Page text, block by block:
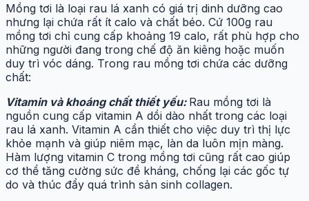
Mồng tơi là loại rau lá xanh có giá trị dinh dưỡng cao
nhưng lại chứa rất ít calo và chất béo. Cứ 100g rau
mồng tơi chỉ cung cấp khoảng 19 calo, rất phù hợp cho
những người đang trong chế độ ăn kiêng hoặc muốn
duy trì vóc dáng. Trong rau mồng tơi chứa các dưỡng
chất:
Vitamin và khoáng chất thiết yếu: Rau mồng tơi là
nguồn cung cấp vitamin A dồi dào nhất trong các loại
rau lá xanh. Vitamin A cần thiết cho việc duy trì thị lực
khỏe mạnh và giúp niêm mạc, làn da luôn mịn màng.
Hàm lượng vitamin C trong mồng tơi cũng rất cao giúp
cơ thể tăng cường sức đề kháng, chống lại các gốc tự
do và thúc đẩy quá trình sản sinh collagen.